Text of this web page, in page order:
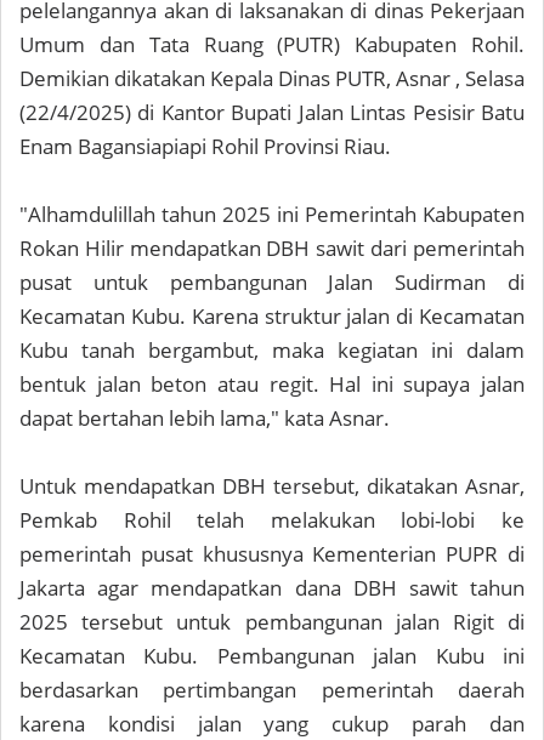
pelelangannya akan di laksanakan di dinas Pekerjaan
Umum dan Tata Ruang (PUTR) Kabupaten Rohil.
Demikian dikatakan Kepala Dinas PUTR, Asnar , Selasa
(22/4/2025) di Kantor Bupati Jalan Lintas Pesisir Batu
Enam Bagansiapiapi Rohil Provinsi Riau.
"Alhamdulillah tahun 2025 ini Pemerintah Kabupaten
Rokan Hilir mendapatkan DBH sawit dari pemerintah
pusat untuk pembangunan Jalan Sudirman di
Kecamatan Kubu. Karena struktur jalan di Kecamatan
Kubu tanah bergambut, maka kegiatan ini dalam
bentuk jalan beton atau regit. Hal ini supaya jalan
dapat bertahan lebih lama," kata Asnar.
Untuk mendapatkan DBH tersebut, dikatakan Asnar,
Pemkab Rohil telah melakukan lobi-lobi ke
pemerintah pusat khususnya Kementerian PUPR di
Jakarta agar mendapatkan dana DBH sawit tahun
2025 tersebut untuk pembangunan jalan Rigit di
Kecamatan Kubu. Pembangunan jalan Kubu ini
berdasarkan pertimbangan pemerintah daerah
karena kondisi jalan yang cukup parah dan